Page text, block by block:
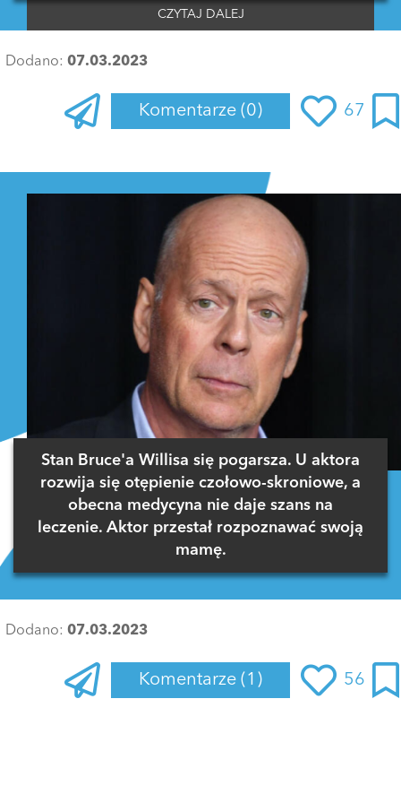
CZYTAJ DALEJ
Dodano: 07.03.2023
Komentarze (0) 67
Stan Bruce'a Willisa się pogarsza. U aktora
rozwija się otępienie czołowo-skroniowe, a
obecna medycyna nie daje szans na
leczenie. Aktor przestał rozpoznawać swoją
mamę.
Dodano: 07.03.2023
Komentarze (1) 56